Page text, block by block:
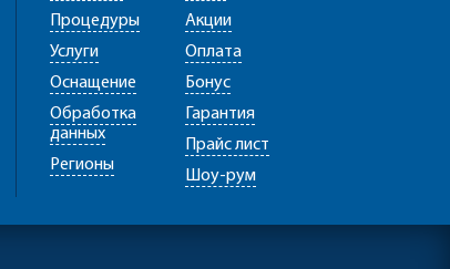
Процедуры
Услуги
Оснащение
Обработка
данных
Регионы
Акции
Оплата
Бонус
Гарантия
Прайс лист
Шоу-рум